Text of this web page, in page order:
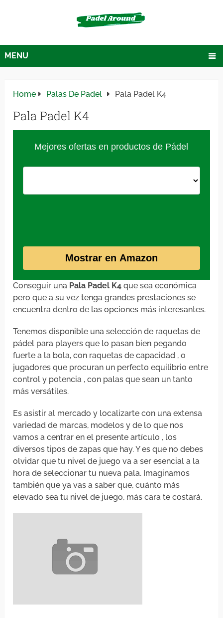
MENU
Home Palas De Padel Pala Padel K4
Pala Padel K4
Mejores ofertas en productos de Pádel
Mostrar en Amazon
Conseguir una Pala Padel K4que sea económica
pero que a su vez tenga grandes prestaciones se
encuentra dentro de las opciones más interesantes.
Tenemos disponible una selección de raquetas de
pádel para players que lo pasan bien pegando
fuerte a la bola, con raquetas de capacidad , o
jugadores que procuran un perfecto equilibrio entre
control y potencia , con palas que sean un tanto
más versátiles.
Es asistir al mercado y localizarte con una extensa
variedad de marcas, modelos y de lo que nos
vamos a centrar en el presente artículo , los
diversos tipos de zapas que hay. Y es que no debes
olvidar que tu nivel de juego va a ser esencial a la
hora de seleccionar tu nueva pala. Imaginamos
también que ya vas a saber que, cuánto más
elevado sea tu nivel de juego, más cara te costará.